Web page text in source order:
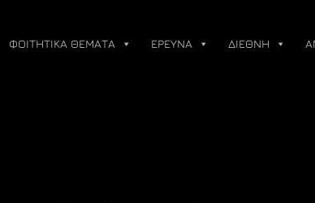
ΦΟΙΤΗΤΙΚΑ ΘΕΜΑΤΑ ΕΡΕΥΝΑ ΔΙΕΘΝΗ